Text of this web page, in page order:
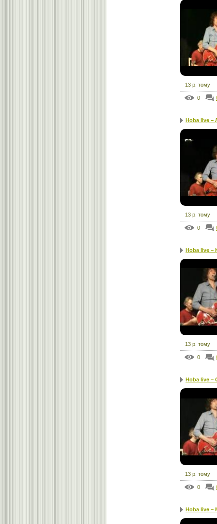
13 р. тому
0
Hoba live –
13 р. тому
0
Hoba live –
13 р. тому
0
Hoba live –
13 р. тому
0
Hoba live –